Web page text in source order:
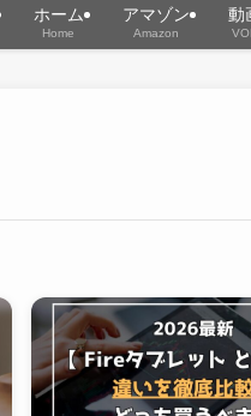
ホーム
Home
アマゾン
Amazon
動